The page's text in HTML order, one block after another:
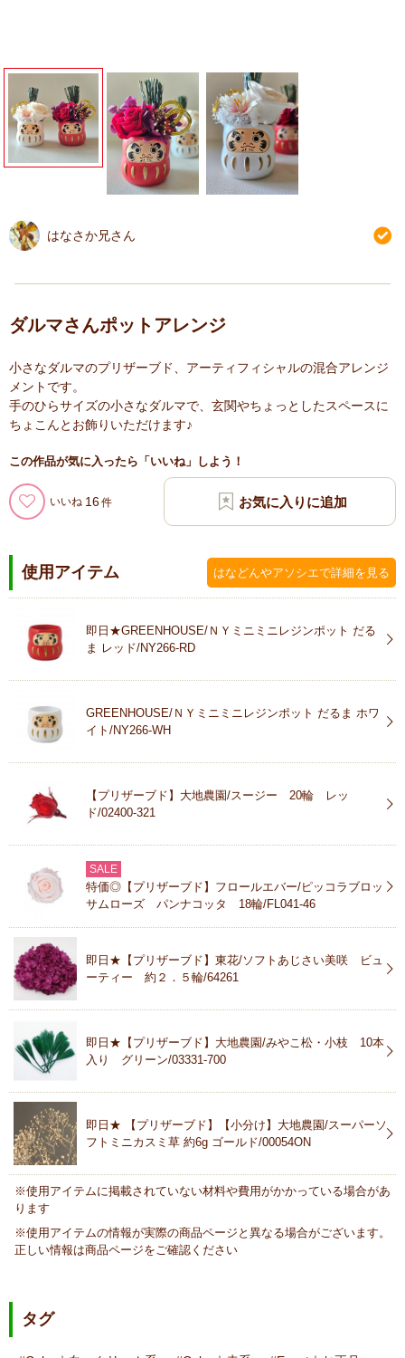
はなさか兄さん
ダルマさんポットアレンジ
小さなダルマのプリザーブド、アーティフィシャルの混合アレンジ
メントです。
手のひらサイズの小さなダルマで、玄関やちょっとしたスペースに
ちょこんとお飾りいただけます♪
この作品が気に入ったら「いいね」しよう！
いいね 16
使用アイテム はなどんやアソシエで詳細を見る
即日★GREENHOUSE/ＮＹミニミニレジンポット だる
ま レッド/NY266-RD
GREENHOUSE/ＮＹミニミニレジンポット だるま ホワ
イト/NY266-WH
【プリザーブド】大地農園/スージー 20輪 レッ
ド/02400-321
SALE
特価◎【プリザーブド】フロールエバー/ピッコラブロッ
サムローズ パンナコッタ 18輪/FL041-46
即日★【プリザーブド】東花/ソフトあじさい美咲 ビュ
ーティー 約２．５輪/64261
即日★【プリザーブド】大地農園/みやこ松・小枝 10本
入り グリーン/03331-700
即日★ 【プリザーブド】【小分け】大地農園/スーパーソ
フトミニカスミ草 約6g ゴールド/00054ON
※使用アイテムに掲載されていない材料や費用がかかっている場合があ
ります
※使用アイテムの情報が実際の商品ページと異なる場合がございます。
正しい情報は商品ページをご確認ください
タグ